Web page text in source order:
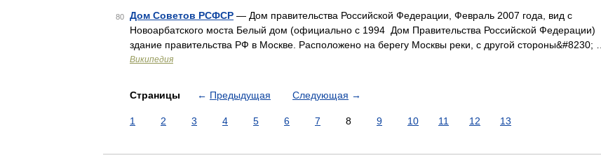
80 Дом Советов РСФСР — Дом правительства Российской Федерации, Февраль 2007 года, вид с
Новоарбатского моста Белый дом (официально с 1994 Дом Правительства Российской Федерации)
здание правительства РФ в Москве. Расположено на берегу Москвы реки, с другой стороны&#8230; …
Википедия
Страницы ← Предыдущая Следующая →
1 2 3 4 5 6 7 8 9 10 11 12 13